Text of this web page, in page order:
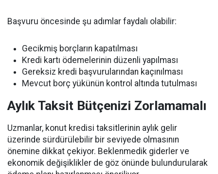
Başvuru öncesinde şu adımlar faydalı olabilir:
Gecikmiş borçların kapatılması
Kredi kartı ödemelerinin düzenli yapılması
Gereksiz kredi başvurularından kaçınılması
Mevcut borç yükünün kontrol altında tutulması
Aylık Taksit Bütçenizi Zorlamamalı
Uzmanlar, konut kredisi taksitlerinin aylık gelir
üzerinde sürdürülebilir bir seviyede olmasının
önemine dikkat çekiyor. Beklenmedik giderler ve
ekonomik değişiklikler de göz önünde bulundurularak